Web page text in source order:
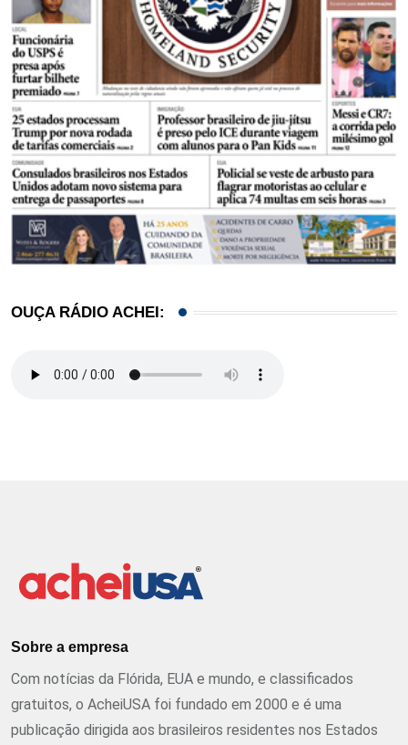
OUÇA RÁDIO ACHEI:
Sobre a empresa
Com notícias da Flórida, EUA e mundo, e classificados
gratuitos, o AcheiUSA foi fundado em 2000 e é uma
publicação dirigida aos brasileiros residentes nos Estados